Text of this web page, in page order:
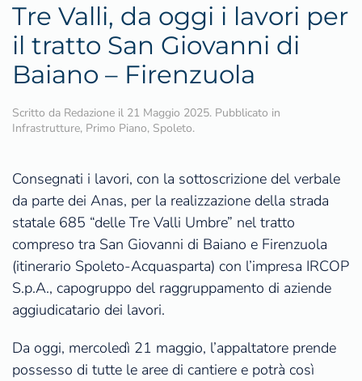
Tre Valli, da oggi i lavori per
il tratto San Giovanni di
Baiano – Firenzuola
Scritto da Redazione il 21 Maggio 2025. Pubblicato in
Infrastrutture, Primo Piano, Spoleto.
Consegnati i lavori, con la sottoscrizione del verbale
da parte dei Anas, per la realizzazione della strada
statale 685 “delle Tre Valli Umbre” nel tratto
compreso tra San Giovanni di Baiano e Firenzuola
(itinerario Spoleto-Acquasparta) con l’impresa IRCOP
S.p.A., capogruppo del raggruppamento di aziende
aggiudicatario dei lavori.
Da oggi, mercoledì 21 maggio, l’appaltatore prende
possesso di tutte le aree di cantiere e potrà così